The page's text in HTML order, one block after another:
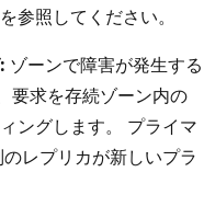
参照してください。
ゾーンで障害が発生する
要求を存続ゾーン内の
ングします。 プライマ
レプリカが新しいプラ